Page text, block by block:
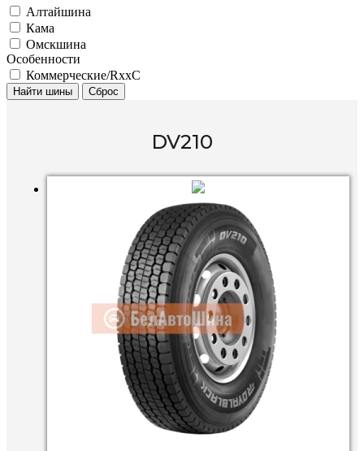
Алтайшина
Кама
Омскшина
Особенности
Коммерческие/RxxC
Найти шины Сброс
DV210